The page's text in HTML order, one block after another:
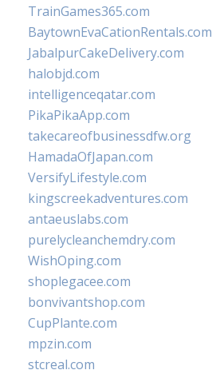
TrainGames365.com
BaytownEvaCationRentals.com
JabalpurCakeDelivery.com
halobjd.com
intelligenceqatar.com
PikaPikaApp.com
takecareofbusinessdfw.org
HamadaOfJapan.com
VersifyLifestyle.com
kingscreekadventures.com
antaeuslabs.com
purelycleanchemdry.com
WishOping.com
shoplegacee.com
bonvivantshop.com
CupPlante.com
mpzin.com
stcreal.com